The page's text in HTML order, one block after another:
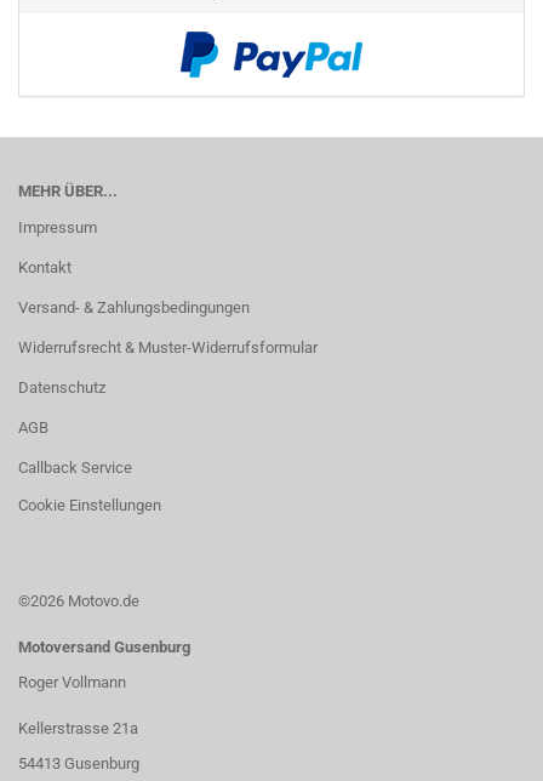
MEHR ÜBER...
Impressum
Kontakt
Versand- & Zahlungsbedingungen
Widerrufsrecht & Muster-Widerrufsformular
Datenschutz
AGB
Callback Service
Cookie Einstellungen
©2026 Motovo.de
Motoversand Gusenburg
Roger Vollmann
Kellerstrasse 21a
54413 Gusenburg